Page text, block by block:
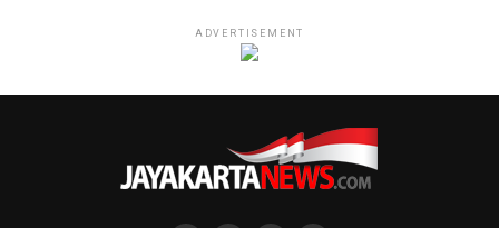
ADVERTISEMENT